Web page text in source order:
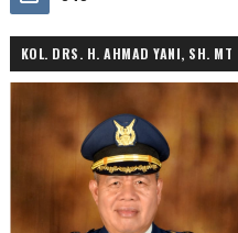
KOL. DRS. H. AHMAD YANI, SH. MT